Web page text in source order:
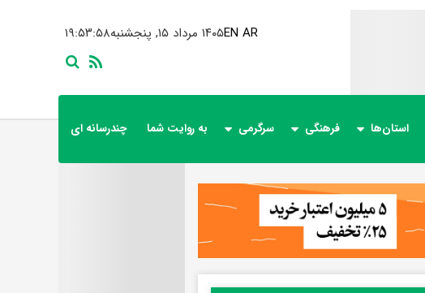
۱۹:۵۳:۵۹ ۱۴۰۵ مرداد ۱۵, پنجشنبهEN AR
استان‌ها فرهنگی سرگرمی به روایت شما چندرسانه ای